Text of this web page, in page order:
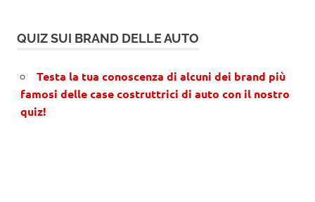
QUIZ SUI BRAND DELLE AUTO
Testa la tua conoscenza di alcuni dei brand più
famosi delle case costruttrici di auto con il nostro
quiz!